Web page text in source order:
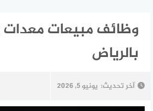
وظائف مبيعات
بالرياض
آخر تحديث: يونيو 5, 2026